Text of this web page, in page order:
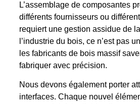
L’assemblage de composantes
différents fournisseurs ou
requiert une gestion assidue de
l’industrie du bois, ce n’est pas
les fabricants de bois massif
fabriquer avec précision.
Nous devons également porter
interfaces. Chaque nouvel